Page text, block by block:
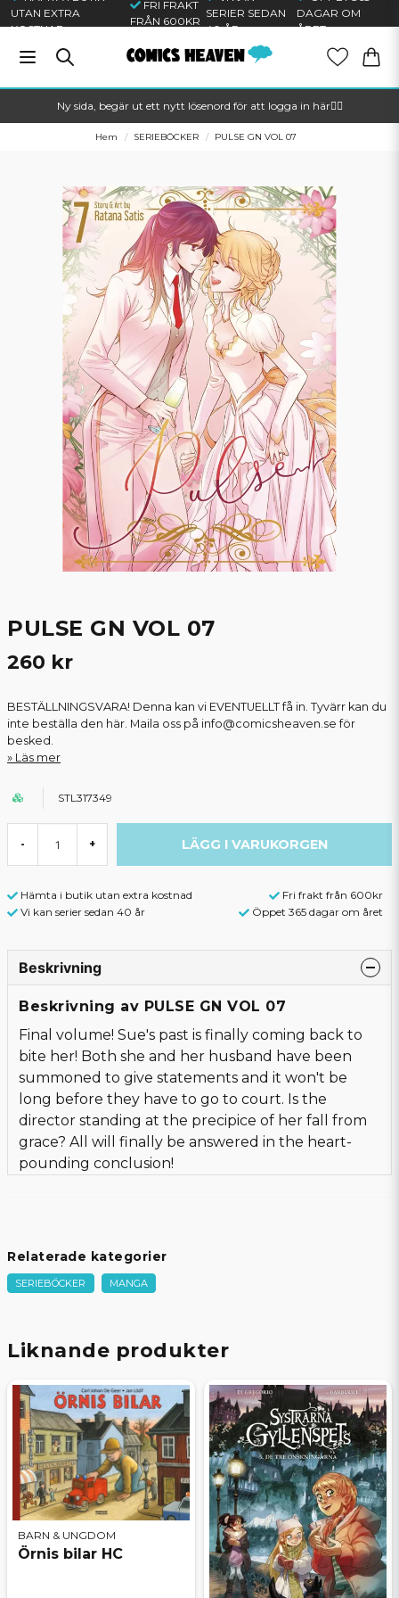
UTAN EXTRA
KOSTNAD
FRI FRAKT
FRÅN 600KR
SERIER SEDAN
40 ÅR
DAGAR OM
ÅRET
Ny sida, begär ut ett nytt lösenord för att logga in här🦸‍♂️
Hem SERIEBÖCKER PULSE GN VOL 07
PULSE GN VOL 07
260 kr
BESTÄLLNINGSVARA! Denna kan vi EVENTUELLT få in. Tyvärr kan du
inte beställa den här. Maila oss på info@comicsheaven.se för
besked.
Läs mer
STL317349
- + LÄGG I VARUKORGEN
Hämta i butik utan extra kostnad
Fri frakt från 600kr
Vi kan serier sedan 40 år
Öppet 365 dagar om året
Beskrivning
Beskrivning av PULSE GN VOL 07
Final volume! Sue's past is finally coming back to
bite her! Both she and her husband have been
summoned to give statements and it won't be
long before they have to go to court. Is the
director standing at the precipice of her fall from
grace? All will finally be answered in the heart-
pounding conclusion!
Relaterade kategorier
SERIEBÖCKER MANGA
Liknande produkter
BARN & UNGDOM
Örnis bilar HC